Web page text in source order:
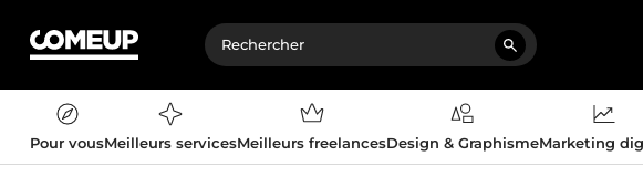
Pour vousMeilleurs servicesMeilleurs freelancesDesign & GraphismeMarketing